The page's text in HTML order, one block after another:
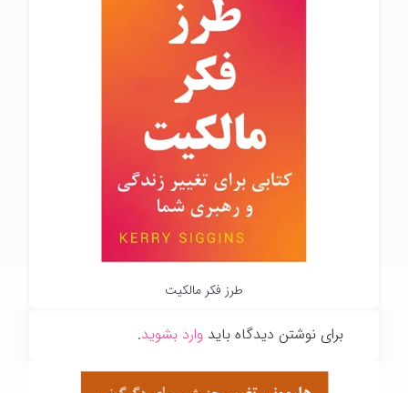
طرز فکر مالکیت
برای نوشتن دیدگاه باید وارد بشوید.